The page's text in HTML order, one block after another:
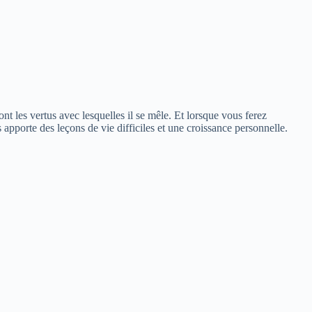
les vertus avec lesquelles il se mêle. Et lorsque vous ferez
des leçons de vie difficiles et une croissance personnelle.